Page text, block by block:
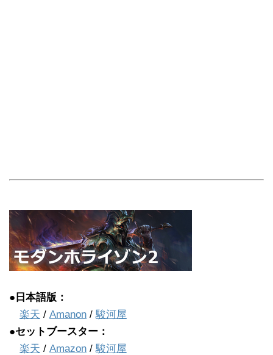
●日本語版：
楽天 / Amanon / 駿河屋
●セットブースター：
楽天 / Amazon / 駿河屋